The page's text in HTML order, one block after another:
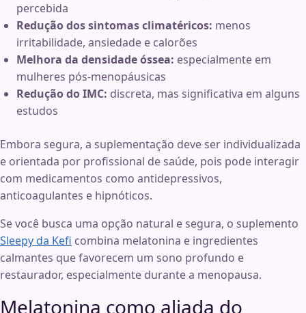
percebida
Redução dos sintomas climatéricos: menos
irritabilidade, ansiedade e calorões
Melhora da densidade óssea: especialmente em
mulheres pós-menopáusicas
Redução do IMC: discreta, mas significativa em alguns
estudos
Embora segura, a suplementação deve ser individualizada
e orientada por profissional de saúde, pois pode interagir
com medicamentos como antidepressivos,
anticoagulantes e hipnóticos.
Se você busca uma opção natural e segura, o suplemento
Sleepy da Kefi combina melatonina e ingredientes
calmantes que favorecem um sono profundo e
restaurador, especialmente durante a menopausa.
Melatonina como aliada do